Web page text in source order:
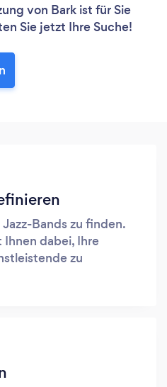
von Bark ist für Sie
Sie jetzt Ihre Suche!
Bands zu finden.
dabei, Ihre
zu